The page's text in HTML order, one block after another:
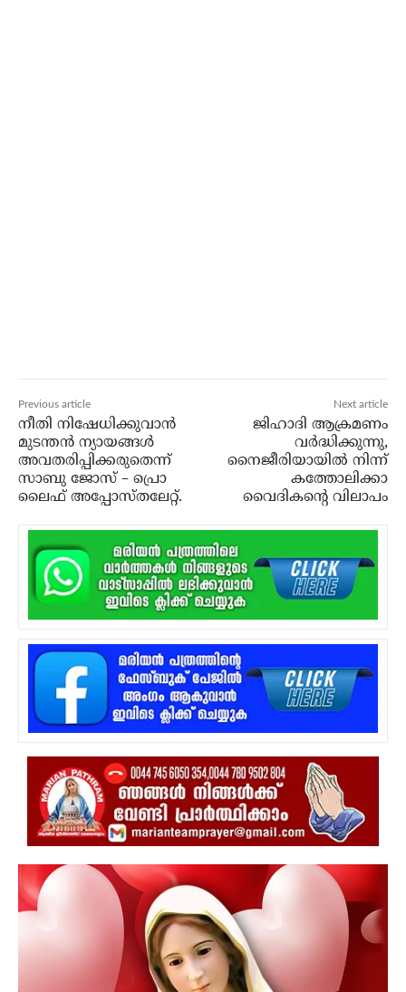
Previous article
നീതി നിഷേധിക്കുവാൻ
മുടന്തൻ ന്യായങ്ങൾ
അവതരിപ്പിക്കരുതെന്ന്
സാബു ജോസ് – പ്രൊ
ലൈഫ് അപ്പോസ്തലേറ്റ്.
Next article
ജിഹാദി ആക്രമണം
വര്‍ദ്ധിക്കുന്നു,
നൈജീരിയായില്‍ നിന്ന്
കത്തോലിക്കാ
വൈദികന്റെ വിലാപം